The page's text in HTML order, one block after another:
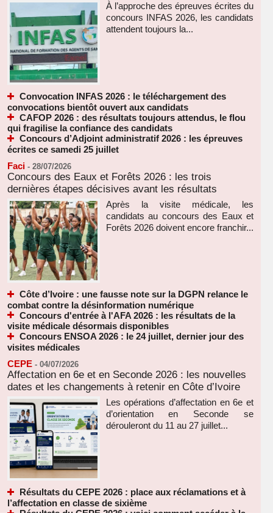
À l’approche des épreuves écrites du
concours INFAS 2026, les candidats
attendent toujours la...
Convocation INFAS 2026 : le téléchargement des
convocations bientôt ouvert aux candidats
CAFOP 2026 : des résultats toujours attendus, le flou
qui fragilise la confiance des candidats
Concours d’Adjoint administratif 2026 : les épreuves
écrites ce samedi 25 juillet
Faci - 28/07/2026
Concours des Eaux et Forêts 2026 : les trois
dernières étapes décisives avant les résultats
Après la visite médicale, les
candidats au concours des Eaux et
Forêts 2026 doivent encore franchir...
Côte d’Ivoire : une fausse note sur la DGPN relance le
combat contre la désinformation numérique
Concours d'entrée à l'AFA 2026 : les résultats de la
visite médicale désormais disponibles
Concours ENSOA 2026 : le 24 juillet, dernier jour des
visites médicales
CEPE - 04/07/2026
Affectation en 6e et en Seconde 2026 : les nouvelles
dates et les changements à retenir en Côte d’Ivoire
Les opérations d’affectation en 6e et
d’orientation en Seconde se
dérouleront du 11 au 27 juillet...
Résultats du CEPE 2026 : place aux réclamations et à
l’affectation en classe de sixième